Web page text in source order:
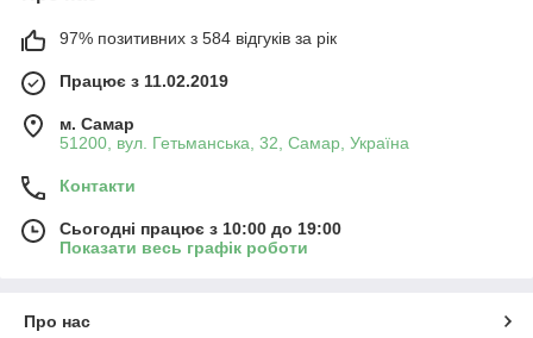
97% позитивних з 584 відгуків за рік
Працює з 11.02.2019
м. Самар
51200, вул. Гетьманська, 32, Самар, Україна
Контакти
Сьогодні працює з 10:00 до 19:00
Показати весь графік роботи
Про нас